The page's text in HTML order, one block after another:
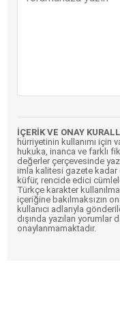
İÇERİK VE ONAY
hürriyetinin kullanımı için
hukuka, inanca ve farklı
değerler çerçevesinde
imla kalitesi gazete kadar
küfür, rencide edici
Türkçe karakter
içeriğine bakılmaksızın
kullanıcı adlarıyla
dışında yazılan yorumlar
onaylanmamaktadır.